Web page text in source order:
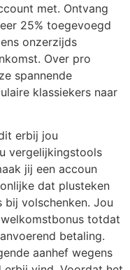
met. Ontvang
25% toegevoegd
onzerzijds
Over pro
spannende
klassiekers naar
erbij jou
vergelijkingstools
jij een accoun
dat plusteken
bij volschenken. Jou
totdat
betaling.
aanhef wegens